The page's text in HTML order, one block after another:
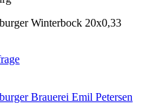
Winterbock 20x0,33
Brauerei Emil Petersen